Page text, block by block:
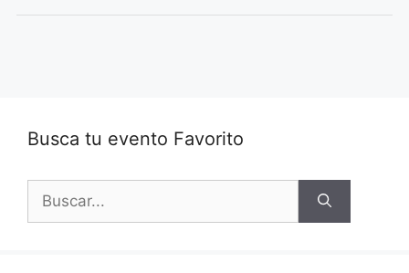
Busca tu evento Favorito